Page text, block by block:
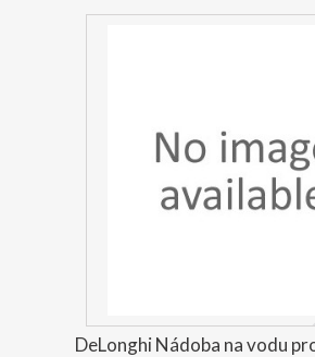
DeLonghi Nádoba na vodu